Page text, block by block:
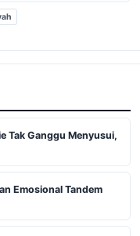
Tak Ganggu Menyusui,
Emosional Tandem